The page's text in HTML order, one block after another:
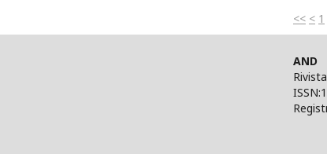
<< < 1
AND